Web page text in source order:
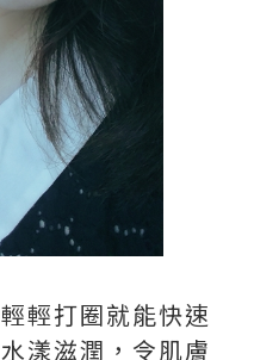
輕打圈就能快速
漾滋潤，令肌膚